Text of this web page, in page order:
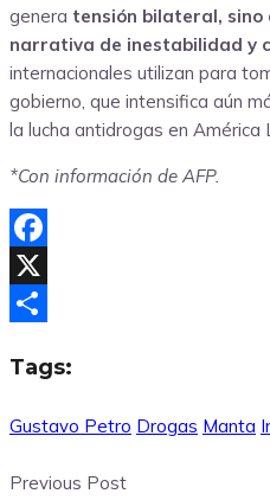
genera tensión bilateral,
narrativa de inestabilidad y
internacionales utilizan para
gobierno, que intensifica aún
la lucha antidrogas en América
*Con información de AFP.
Facebook
X
Tags:
Gustavo Petro Drogas Manta
Previous Post